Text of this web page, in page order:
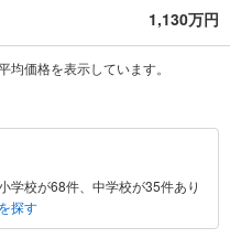
1,130万円
価格を表示しています。
学校が68件、中学校が35件あり
探す